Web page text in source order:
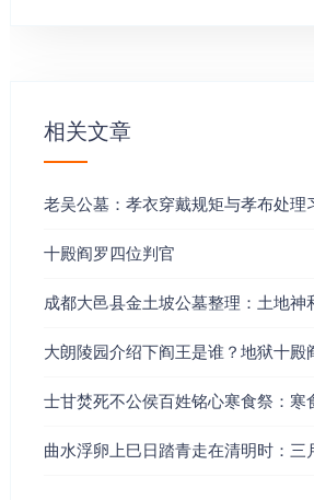
断，棺材跌下深坑中，无论工人如何也
人只好将他安葬在这深坑中，谁知，这
宝地，葬下仅几年，原先贫穷的子孙一
获什么果，天理昭彰，丝毫无差，本来
而报应自然就出现。
上一篇：成都殡葬经纪人告诉您：公墓
同 仅供参考》
相关文章
老吴公墓：孝衣穿戴规矩与孝布处理
十殿阎罗四位判官
成都大邑县金土坡公墓整理：土地神
曲水浮卵上巳日踏青走在清明时：三